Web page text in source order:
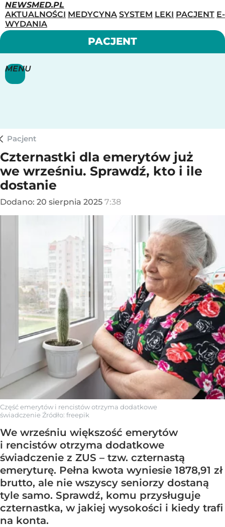
NEWSMED.PL
AKTUALNOŚCI MEDYCYNA SYSTEM LEKI PACJENT E-
WYDANIA
MENU
PACJENT
Pacjent
Czternastki dla emerytów już
we wrześniu. Sprawdź, kto i ile
dostanie
Dodano: 20 sierpnia 2025 7:38
Część emerytów i rencistów otrzyma dodatkowe
świadczenie Źródło: freepik
We wrześniu większość emerytów
i rencistów otrzyma dodatkowe
świadczenie z ZUS – tzw. czternastą
emeryturę. Pełna kwota wyniesie 1878,91 zł
brutto, ale nie wszyscy seniorzy dostaną
tyle samo. Sprawdź, komu przysługuje
czternastka, w jakiej wysokości i kiedy trafi
na konta.